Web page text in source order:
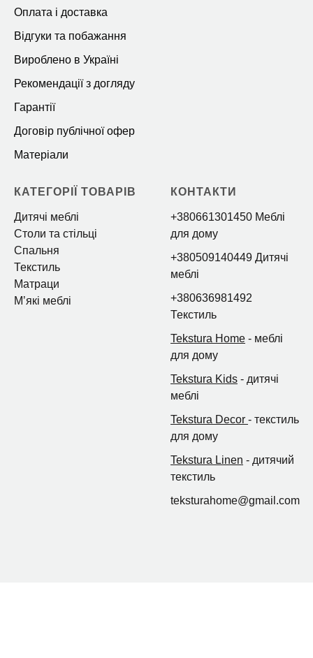
Оплата і доставка
Відгуки та побажання
Вироблено в Україні
Рекомендації з догляду
Гарантії
Договір публічної офер
Матеріали
КАТЕГОРІЇ ТОВАРІВ
Дитячі меблі
Столи та стільці
Спальня
Текстиль
Матраци
Мʼякі меблі
КОНТАКТИ
+380661301450 Меблі
для дому
+380509140449 Дитячі
меблі
+380636981492
Текстиль
Tekstura Home - меблі
для дому
Tekstura Kids - дитячі
меблі
Tekstura Decor - текстиль
для дому
Tekstura Linen - дитячий
текстиль
teksturahome@gmail.com